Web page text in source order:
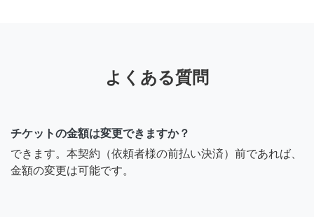
よくある質問
チケットの金額は変更できますか？
できます。本契約（依頼者様の前払い決済）前であれば、
金額の変更は可能です。